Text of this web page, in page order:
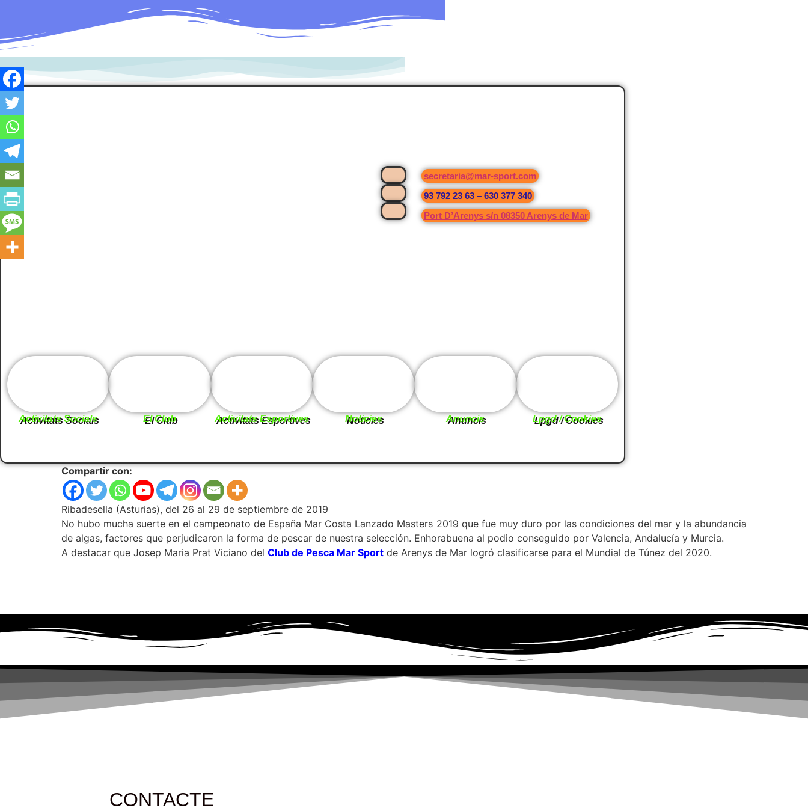
secretaria@mar-sport.com
93 792 23 63 – 630 377 340
Port D’Arenys s/n 08350 Arenys de Mar
Activitats Socials El Club Activitats Esportives Noticies Anuncis Lpgd / Cookies
Compartir con:
Ribadesella (Asturias), del 26 al 29 de septiembre de 2019
No hubo mucha suerte en el campeonato de España Mar Costa Lanzado Masters 2019 que fue muy duro por las condiciones del mar y la abundancia
de algas, factores que perjudicaron la forma de pescar de nuestra selección. Enhorabuena al podio conseguido por Valencia, Andalucía y Murcia.
A destacar que Josep Maria Prat Viciano del Club de Pesca Mar Sport de Arenys de Mar logró clasificarse para el Mundial de Túnez del 2020.
CONTACTE